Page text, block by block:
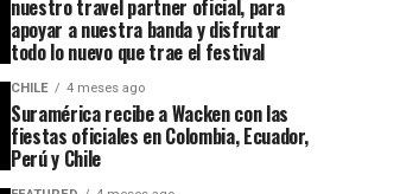
nuestro travel partner oficial, para
apoyar a nuestra banda y disfrutar
todo lo nuevo que trae el festival
CHILE 4 meses ago
Suramérica recibe a Wacken con las
fiestas oficiales en Colombia, Ecuador,
Perú y Chile